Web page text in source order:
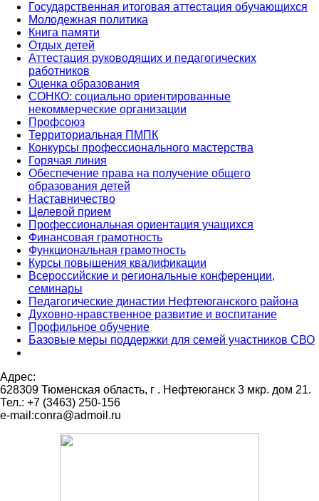
Государственная итоговая аттестация обучающихся
Молодежная политика
Книга памяти
Отдых детей
Аттестация руководящих и педагогических
работников
Оценка образования
СОНКО: социально ориентированные
некоммерческие организации
Профсоюз
Территориальная ПМПК
Конкурсы профессионального мастерства
Горячая линия
Обеспечение права на получение общего
образования детей
Наставничество
Целевой прием
Профессиональная ориентация учащихся
Финансовая грамотность
Функциональная грамотность
Курсы повышения квалификации
Всероссийские и региональные конференции,
семинары
Педагогические династии Нефтеюганского района
Духовно-нравственное развитие и воспитание
Профильное обучение
Базовые меры поддержки для семей участников СВО
Адрес:
628309 Тюменская область, г . Нефтеюганск 3 мкр. дом 21.
Тел.: +7 (3463) 250-156
e-mail:conra@admoil.ru